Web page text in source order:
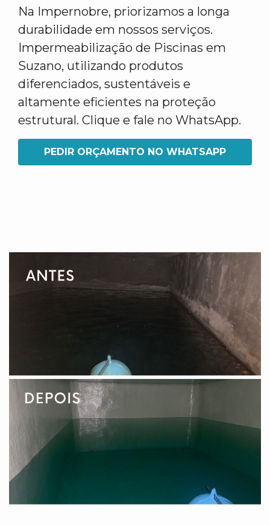
Na Impernobre, priorizamos a longa
durabilidade em nossos serviços.
Impermeabilização de Piscinas em
Suzano, utilizando produtos
diferenciados, sustentáveis e
altamente eficientes na proteção
estrutural. Clique e fale no WhatsApp.
PEDIR ORÇAMENTO NO WHATSAPP